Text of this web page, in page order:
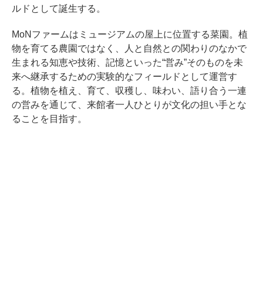
ルドとして誕生する。
MoNファームはミュージアムの屋上に位置する菜園。植
物を育てる農園ではなく、人と自然との関わりのなかで
生まれる知恵や技術、記憶といった“営み”そのものを未
来へ継承するための実験的なフィールドとして運営す
る。植物を植え、育て、収穫し、味わい、語り合う一連
の営みを通じて、来館者一人ひとりが文化の担い手とな
ることを目指す。